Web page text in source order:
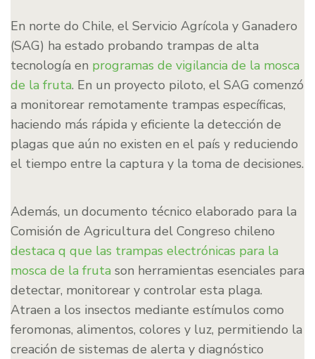
En norte do Chile, el Servicio Agrícola y Ganadero
(SAG) ha estado probando trampas de alta
tecnología en programas de vigilancia de la mosca
de la fruta. En un proyecto piloto, el SAG comenzó
a monitorear remotamente trampas específicas,
haciendo más rápida y eficiente la detección de
plagas que aún no existen en el país y reduciendo
el tiempo entre la captura y la toma de decisiones.
Además, un documento técnico elaborado para la
Comisión de Agricultura del Congreso chileno
destaca q que las trampas electrónicas para la
mosca de la fruta son herramientas esenciales para
detectar, monitorear y controlar esta plaga.
Atraen a los insectos mediante estímulos como
feromonas, alimentos, colores y luz, permitiendo la
creación de sistemas de alerta y diagnóstico